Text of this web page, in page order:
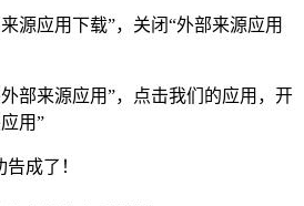
源应用下载”，关闭“外部来源应用
部来源应用”，点击我们的应用，开
用”
成了！